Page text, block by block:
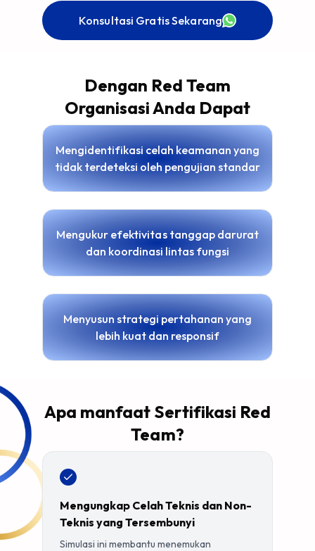
Konsultasi Gratis Sekarang
Dengan Red Team
Organisasi Anda Dapat
Mengidentifikasi celah keamanan yang
tidak terdeteksi oleh pengujian standar
Mengukur efektivitas tanggap darurat
dan koordinasi lintas fungsi
Menyusun strategi pertahanan yang
lebih kuat dan responsif
Apa manfaat Sertifikasi Red
Team?
Mengungkap Celah Teknis dan Non-
Teknis yang Tersembunyi
Simulasi ini membantu menemukan